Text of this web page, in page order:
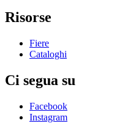
Risorse
Fiere
Cataloghi
Ci segua su
Facebook
Instagram